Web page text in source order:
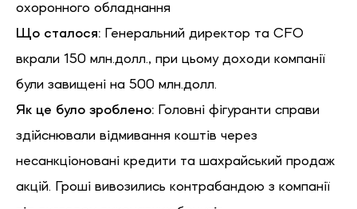
охоронного обладнання
Що сталося: Генеральний директор та CFO
вкрали 150 млн.долл., при цьому доходи компанії
були завищені на 500 млн.долл.
Як це було зроблено: Головні фігуранти справи
здійснювали відмивання коштів через
несанкціоновані кредити та шахрайський продаж
акцій. Гроші вивозились контрабандою з компанії